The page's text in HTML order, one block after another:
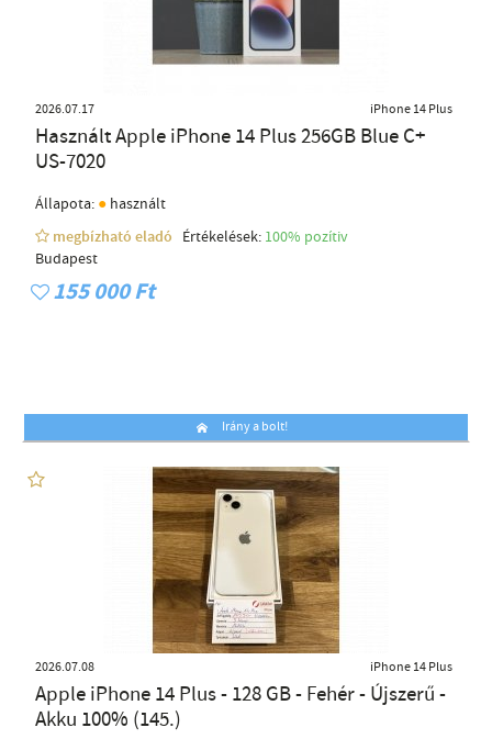
2026.07.17 iPhone 14 Plus
Használt Apple iPhone 14 Plus 256GB Blue C+
US-7020
Állapota: ● használt
megbízható eladó
Értékelések: 100% pozítiv
Budapest
155 000 Ft
Irány a bolt!
2026.07.08 iPhone 14 Plus
Apple iPhone 14 Plus - 128 GB - Fehér - Újszerű -
Akku 100% (145.)